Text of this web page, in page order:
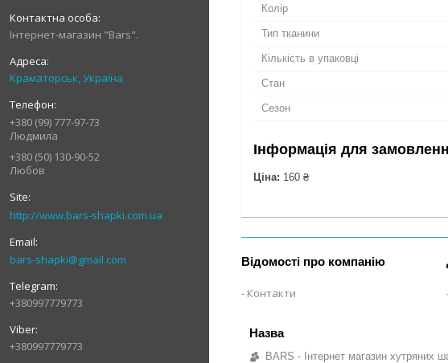
Інтернет-магазин "Bars".
Краматорськ, Україна
+380 (99) 777-97-73
Людмила
+380 (50) 130-90-52
Любов
http://www.bars-shapki.com.ua
bars-shapki@gmail.com
+380997779773
+380997779773
Колір
Тип тканини
Кількість в упаковці
Стан
Сезон
Інформація для
Ціна: 160 ₴
Відомості про компанію
Контакти
BARS - Інтернет магазин хутряних